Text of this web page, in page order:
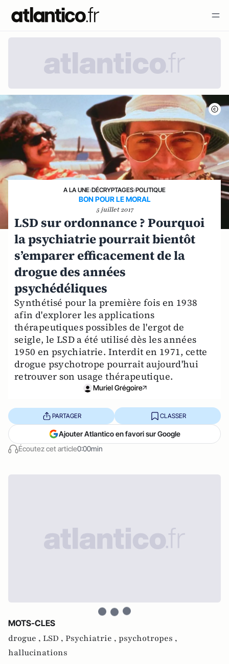
A LA UNE›DÉCRYPTAGES›POLITIQUE
BON POUR LE MORAL
5 juillet 2017
LSD sur ordonnance ? Pourquoi
la psychiatrie pourrait bientôt
s’emparer efficacement de la
drogue des années
psychédéliques
Synthétisé pour la première fois en 1938
afin d'explorer les applications
thérapeutiques possibles de l'ergot de
seigle, le LSD a été utilisé dès les années
1950 en psychiatrie. Interdit en 1971, cette
drogue psychotrope pourrait aujourd'hui
retrouver son usage thérapeutique.
Muriel Grégoire
Écoutez cet article0:00min
PARTAGER CLASSER
Ajouter Atlantico en favori sur Google
MOTS-CLES
drogue , LSD , Psychiatrie , psychotropes ,
hallucinations